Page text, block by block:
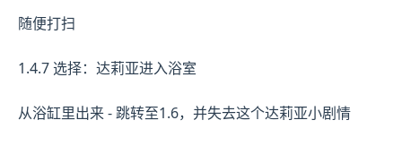
随便打扫
1.4.7 选择：达莉亚进入浴室
从浴缸里出来 - 跳转至1.6，并失去这个达莉亚小剧情